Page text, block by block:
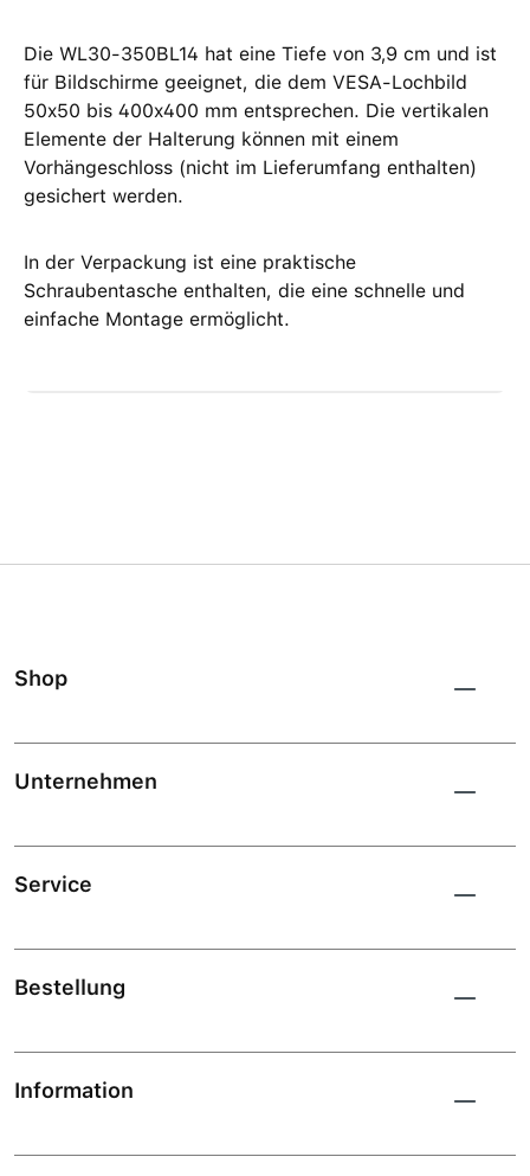
Die WL30-350BL14 hat eine Tiefe von 3,9 cm und ist
für Bildschirme geeignet, die dem VESA-Lochbild
50x50 bis 400x400 mm entsprechen. Die vertikalen
Elemente der Halterung können mit einem
Vorhängeschloss (nicht im Lieferumfang enthalten)
gesichert werden.
In der Verpackung ist eine praktische
Schraubentasche enthalten, die eine schnelle und
einfache Montage ermöglicht.
Shop
Unternehmen
Service
Bestellung
Information